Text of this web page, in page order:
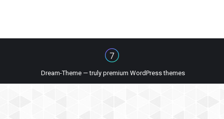
Dream-Theme — truly premium WordPress themes